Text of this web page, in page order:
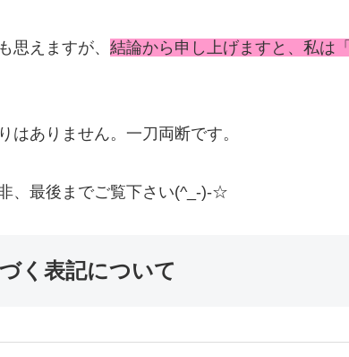
思えますが、 結論から申し上げますと、私は
はありません。一刀両断です。
、最後までご覧下さい(^_-)-☆
く表記について